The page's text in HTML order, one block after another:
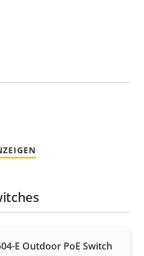
E Outdoor PoE Switch